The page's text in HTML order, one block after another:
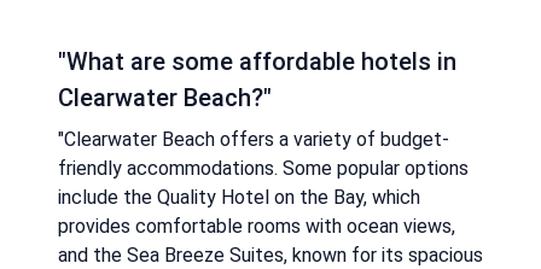
"What are some affordable hotels in
Clearwater Beach?"
"Clearwater Beach offers a variety of budget-
friendly accommodations. Some popular options
include the Quality Hotel on the Bay, which
provides comfortable rooms with ocean views,
and the Sea Breeze Suites, known for its spacious